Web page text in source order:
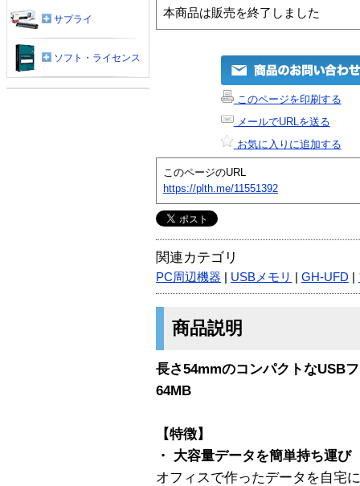
本商品は販売を終了しました
このページを印刷する
メールでURLを送る
お気に入りに追加する
このページのURL
https://plth.me/11551392
関連カテゴリ
PC周辺機器 USBメモリ GH-UFD
商品説明
長さ54mmのコンパクトなUSB
64MB
【特徴】
・ 大容量データを簡単持ち運び
オフィスで作ったデータを自宅
サプライ
ソフト・ライセンス